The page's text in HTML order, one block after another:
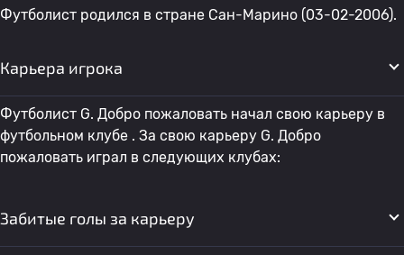
Футболист родился в стране Сан-Марино (03-02-2006).
Карьера игрока
Футболист G. Добро пожаловать начал свою карьеру в
футбольном клубе . За свою карьеру G. Добро
пожаловать играл в следующих клубах:
Забитые голы за карьеру